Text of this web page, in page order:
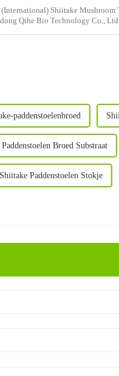
Shiitake
Qihe Bio Technology Co.,
paddenstoelenbroed
Broed Substraat
Shiitake Paddenstoelen Stokje